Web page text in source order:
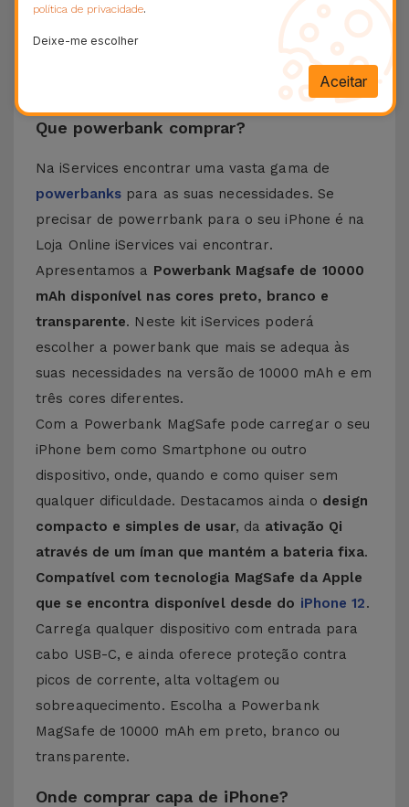
estilo. Confie no
Kit MagSafe da iServices* que
vai encontrar na Loja Online da iServices e tire
um maior partido do seu iPhone onde, quando e
Que powerbank comprar?
Na iServices encontrar uma vasta gama de
powerbanks para as suas necessidades. Se
precisar de powerrbank para o seu iPhone é na
Loja Online iServices vai encontrar.
Apresentamos a Powerbank Magsafe de 10000
mAh disponível nas cores preto, branco e
transparente. Neste kit iServices poderá
escolher a powerbank que mais se adequa às
suas necessidades na versão de 10000 mAh e em
três cores diferentes.
Com a Powerbank MagSafe pode carregar o seu
iPhone bem como Smartphone ou outro
dispositivo, onde, quando e como quiser sem
qualquer dificuldade. Destacamos ainda o design
compacto e simples de usar, da ativação Qi
através de um íman que mantém a bateria fixa.
Compatível com tecnologia MagSafe da Apple
que se encontra disponível desde do iPhone 12.
Carrega qualquer dispositivo com entrada para
cabo USB-C, e ainda oferece proteção contra
picos de corrente, alta voltagem ou
sobreaquecimento. Escolha a Powerbank
MagSafe de 10000 mAh em preto, branco ou
transparente.
Onde comprar capa de iPhone?
política de privacidade.
Deixe-me escolher
Aceitar